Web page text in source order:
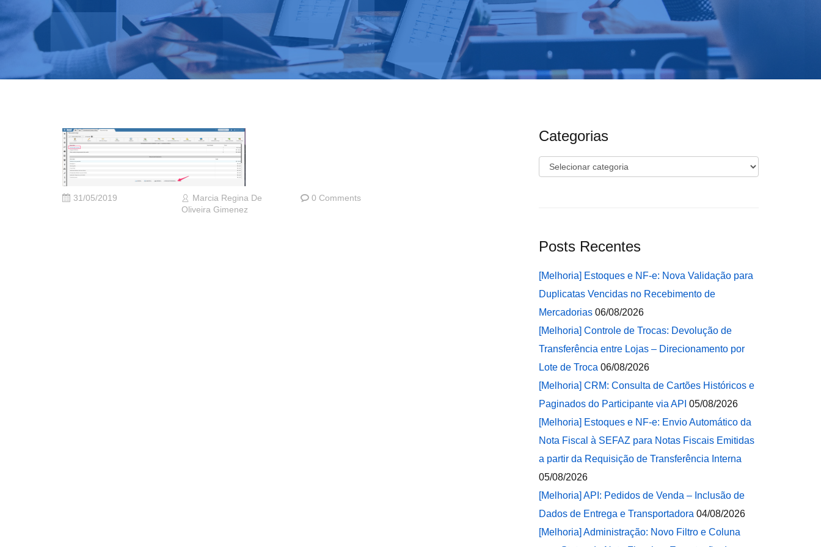
31/05/2019
Marcia Regina De
Oliveira Gimenez
0 Comments
Categorias
Categorias
Posts Recentes
[Melhoria] Estoques e NF-e: Nova Validação para
Duplicatas Vencidas no Recebimento de
Mercadorias 06/08/2026
[Melhoria] Controle de Trocas: Devolução de
Transferência entre Lojas – Direcionamento por
Lote de Troca 06/08/2026
[Melhoria] CRM: Consulta de Cartões Históricos e
Paginados do Participante via API 05/08/2026
[Melhoria] Estoques e NF-e: Envio Automático da
Nota Fiscal à SEFAZ para Notas Fiscais Emitidas
a partir da Requisição de Transferência Interna
05/08/2026
[Melhoria] API: Pedidos de Venda – Inclusão de
Dados de Entrega e Transportadora 04/08/2026
[Melhoria] Administração: Novo Filtro e Coluna